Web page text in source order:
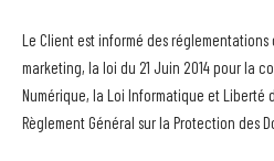
Le Client est informé des
marketing, la loi du 21 Juin 2014 pour la
Numérique, la Loi Informatique et Liberté
Règlement Général sur la Protection des